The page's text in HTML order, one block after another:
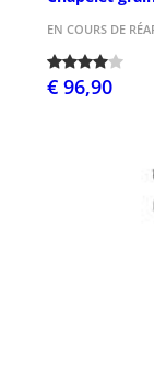
EN COURS DE
€ 96,90